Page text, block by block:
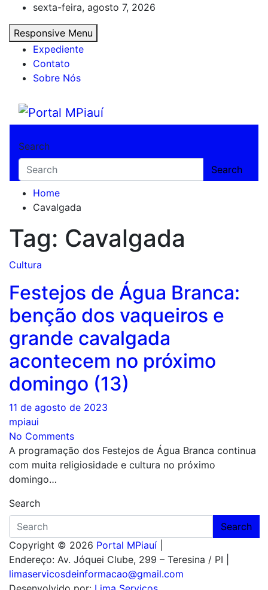
content
sexta-feira, agosto 7, 2026
Responsive Menu
Expediente
Contato
Sobre Nós
Portal MPiauí
Search
Search
Home
Cavalgada
Tag: Cavalgada
Cultura
Festejos de Água Branca:
benção dos vaqueiros e
grande cavalgada
acontecem no próximo
domingo (13)
11 de agosto de 2023
mpiaui
No Comments
A programação dos Festejos de Água Branca continua
com muita religiosidade e cultura no próximo
domingo…
Search
Search
Copyright © 2026 Portal MPiauí
Endereço: Av. Jóquei Clube, 299 – Teresina / PI
limaservicosdeinformacao@gmail.com